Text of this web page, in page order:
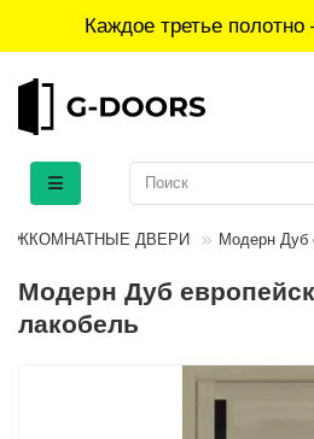
Каждое третье
ДВЕРИ Модерн Дуб
Модерн Дуб
лакобель